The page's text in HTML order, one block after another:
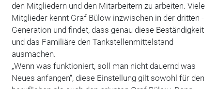
den Mitgliedern und den ­Mitarbeitern zu arbeiten. Viele
Mitglieder kennt Graf ­Bülow inzwischen in der dritten ­
Gene­ration und findet, dass genau diese Beständigkeit
und das Familiäre den Tankstellenmittelstand
ausmachen.
„Wenn was funktioniert, soll man nicht dauernd was
Neues anfangen“, ­die­­se Einstellung gilt sowohl für den